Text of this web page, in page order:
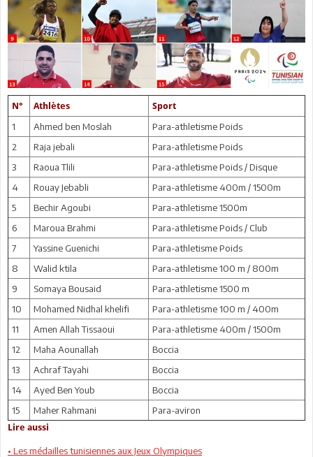
N° Athlètes Sport
1 Ahmed ben Moslah
Para-athletisme Poids
2
Raja jebali
Para-athletisme Poids
3
Raoua Tlili
Para-athletisme Poids / Disque
4
Rouay Jebabli
Para-athletisme 400m / 1500m
5
Bechir Agoubi
Para-athletisme 1500m
6
Maroua Brahmi
Para-athletisme Poids / Club
7
Yassine Guenichi
Para-athletisme Poids
8
Walid ktila
Para-athletisme 100 m / 800m
9
Somaya Bousaid
Para-athletisme 1500 m
10
Mohamed Nidhal khelifi
Para-athletisme 100 m / 400m
11
Amen Allah Tissaoui
Para-athletisme 400m / 1500m
12
Maha Aounallah
Boccia
13
Achraf Tayahi
Boccia
14
Ayed Ben Youb
Boccia
15
Maher Rahmani Para-aviron
Lire aussi
• Les médailles tunisiennes aux Jeux Olympiques